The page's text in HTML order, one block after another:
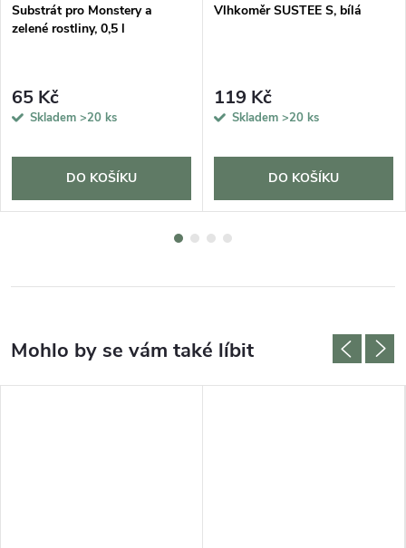
Substrát pro Monstery a
zelené rostliny, 0,5 l
65 Kč
Skladem >20 ks
DO KOŠÍKU
Vlhkoměr SUSTEE S, bílá
119 Kč
Skladem >20 ks
DO KOŠÍKU